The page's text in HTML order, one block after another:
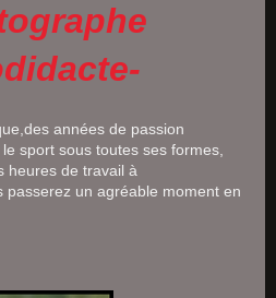
années de passion
sport sous toutes ses formes,
heures de travail à
passerez un agréable moment en